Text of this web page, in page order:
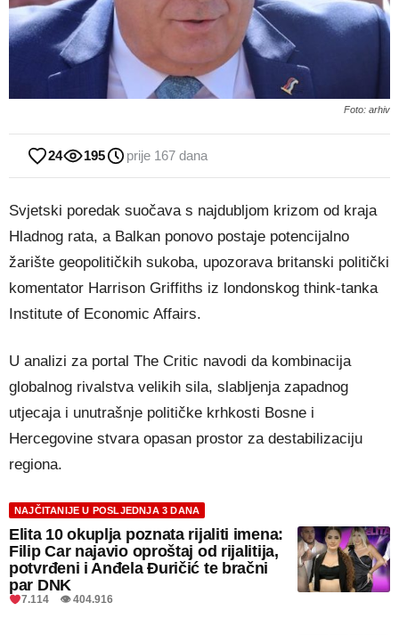
Foto: arhiv
24 195 prije 167 dana
Svjetski poredak suočava s najdubljom krizom od kraja
Hladnog rata, a Balkan ponovo postaje potencijalno
žarište geopolitičkih sukoba, upozorava britanski politički
komentator Harrison Griffiths iz londonskog think-tanka
Institute of Economic Affairs.
U analizi za portal The Critic navodi da kombinacija
globalnog rivalstva velikih sila, slabljenja zapadnog
utjecaja i unutrašnje političke krhkosti Bosne i
Hercegovine stvara opasan prostor za destabilizaciju
regiona.
NAJČITANIJE U POSLJEDNJA 3 DANA
Elita 10 okuplja poznata rijaliti imena:
Filip Car najavio oproštaj od rijalitija,
potvrđeni i Anđela Đuričić te bračni
par DNK
7.114 👁 404.916